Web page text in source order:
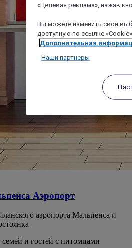
Аэропорт
аэропорта Мальпенса и
и гостей с питомцами
«Целевая реклама», нажав
Вы можете изменить свой
доступную по ссылке
Дополнительная
Наши партнеры